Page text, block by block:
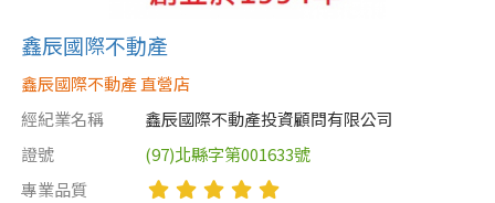
售價
鑫辰國際不動產
鑫辰國際不動產 直營店
經紀業名稱
鑫辰國際不動產投資顧問有限公司
證號
(97)北縣字第001633號
專業品質